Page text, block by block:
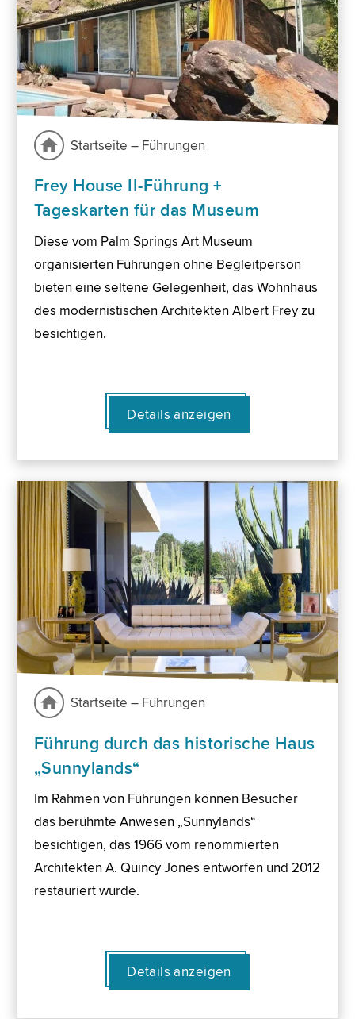
Startseite – Führungen
Frey House II-Führung +
Tageskarten für das Museum
Diese vom Palm Springs Art Museum
organisierten Führungen ohne Begleitperson
bieten eine seltene Gelegenheit, das Wohnhaus
des modernistischen Architekten Albert Frey zu
besichtigen.
Details anzeigen
Startseite – Führungen
Führung durch das historische Haus
„Sunnylands“
Im Rahmen von Führungen können Besucher
das berühmte Anwesen „Sunnylands“
besichtigen, das 1966 vom renommierten
Architekten A. Quincy Jones entworfen und 2012
restauriert wurde.
Details anzeigen